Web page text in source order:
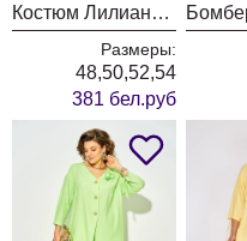
Костюм Лилиана 1522-1507 серозеленый
Размеры:
48,50,52,54
381 бел.руб